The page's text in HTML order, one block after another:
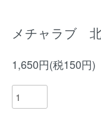
メチャラブ
1,650円(税150円)